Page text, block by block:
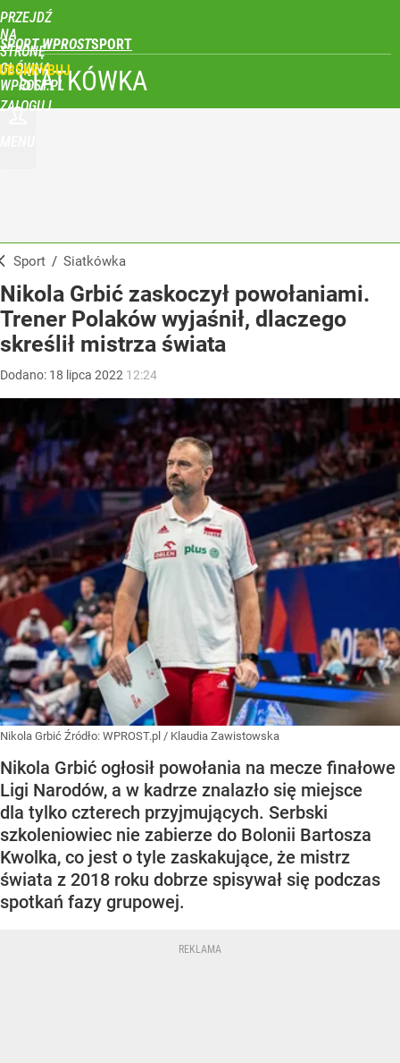
PRZEJDŹ
NA
STRONĘ
GŁÓWNĄ
WPROST.PL
SPORT WPROST
ZALOGUJ
SIATKÓWKA
Sport / Siatkówka
Nikola Grbić zaskoczył powołaniami.
Trener Polaków wyjaśnił, dlaczego
skreślił mistrza świata
Dodano: 18 lipca 2022 12:24
Nikola Grbić Źródło: WPROST.pl / Klaudia Zawistowska
Nikola Grbić ogłosił powołania na mecze finałowe
Ligi Narodów, a w kadrze znalazło się miejsce
dla tylko czterech przyjmujących. Serbski
szkoleniowiec nie zabierze do Bolonii Bartosza
Kwolka, co jest o tyle zaskakujące, że mistrz
świata z 2018 roku dobrze spisywał się podczas
spotkań fazy grupowej.